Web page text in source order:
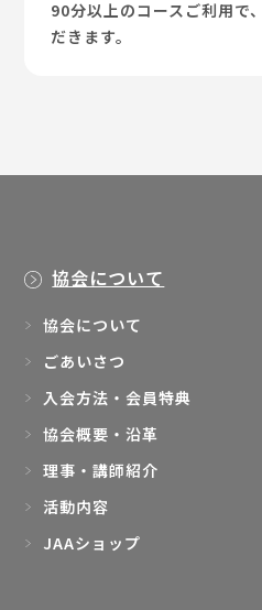
90分以上のコースご利用で
だきます。
協会について
協会について
ごあいさつ
入会方法・会員特典
協会概要・沿革
理事・講師紹介
活動内容
JAAショップ